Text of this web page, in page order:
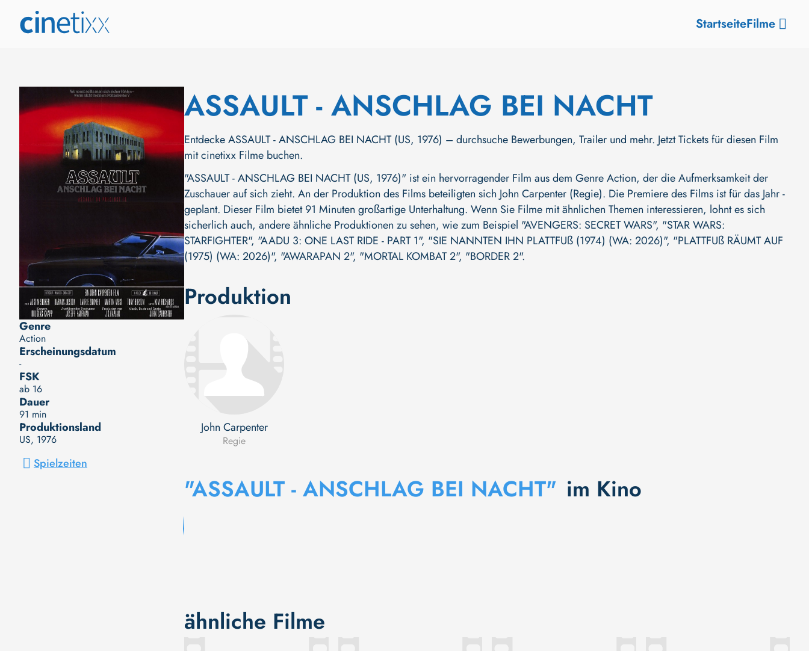
StartseiteFilme
Genre
Action
Erscheinungsdatum
-
FSK
ab 16
Dauer
91 min
Produktionsland
US, 1976
Spielzeiten
ASSAULT - ANSCHLAG BEI NACHT
Entdecke ASSAULT - ANSCHLAG BEI NACHT (US, 1976) – durchsuche Bewerbungen, Trailer und mehr. Jetzt Tickets für diesen Film
mit cinetixx Filme buchen.
"ASSAULT - ANSCHLAG BEI NACHT (US, 1976)" ist ein hervorragender Film aus dem Genre Action, der die Aufmerksamkeit der
Zuschauer auf sich zieht. An der Produktion des Films beteiligten sich John Carpenter (Regie). Die Premiere des Films ist für das Jahr -
geplant. Dieser Film bietet 91 Minuten großartige Unterhaltung. Wenn Sie Filme mit ähnlichen Themen interessieren, lohnt es sich
sicherlich auch, andere ähnliche Produktionen zu sehen, wie zum Beispiel "AVENGERS: SECRET WARS", "STAR WARS:
STARFIGHTER", "AADU 3: ONE LAST RIDE - PART 1", "SIE NANNTEN IHN PLATTFUß (1974) (WA: 2026)", "PLATTFUß RÄUMT AUF
(1975) (WA: 2026)", "AWARAPAN 2", "MORTAL KOMBAT 2", "BORDER 2".
Produktion
John Carpenter
Regie
"ASSAULT - ANSCHLAG BEI NACHT" im Kino
ähnliche Filme